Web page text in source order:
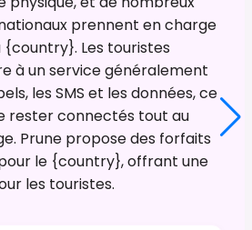
prennent en charge
Les touristes
à un service généralement
les SMS et les données, ce
rester connectés tout au
Prune propose des forfaits
le {country}, offrant une
les touristes.